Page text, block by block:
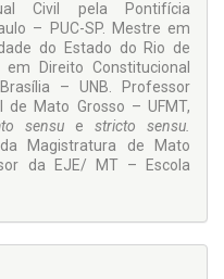
Civil pela Pontifícia
– PUC-SP. Mestre em
do Estado do Rio de
Direito Constitucional
– UNB. Professor
de Mato Grosso – UFMT,
sensu e stricto sensu.
Magistratura de Mato
da EJE/ MT – Escola